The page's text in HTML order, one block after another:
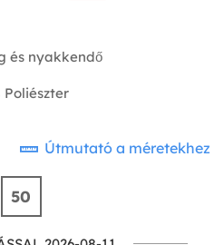
és nyakkendő
Poliészter
Útmutató a méretekhez
50